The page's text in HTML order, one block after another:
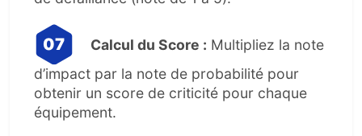
Calcul du Score : Multipliez la note
d’impact par la note de probabilité pour
obtenir un score de criticité pour chaque
équipement.